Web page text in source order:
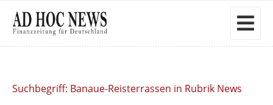
Suchbegriff: Banaue-Reisterrassen in Rubrik News